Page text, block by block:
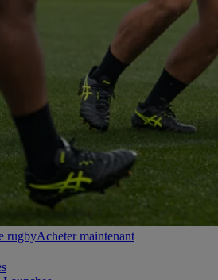
rugbyAcheter maintenant